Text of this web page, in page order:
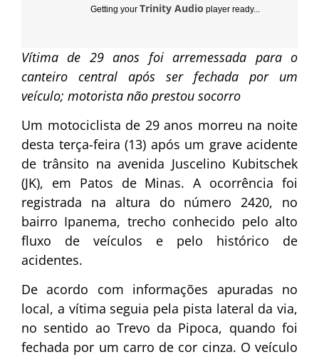
Getting your Trinity Audio player ready...
Vítima de 29 anos foi arremessada para o
canteiro central após ser fechada por um
veículo; motorista não prestou socorro
Um motociclista de 29 anos morreu na noite
desta terça-feira (13) após um grave acidente
de trânsito na avenida Juscelino Kubitschek
(JK), em Patos de Minas. A ocorrência foi
registrada na altura do número 2420, no
bairro Ipanema, trecho conhecido pelo alto
fluxo de veículos e pelo histórico de
acidentes.
De acordo com informações apuradas no
local, a vítima seguia pela pista lateral da via,
no sentido ao Trevo da Pipoca, quando foi
fechada por um carro de cor cinza. O veículo